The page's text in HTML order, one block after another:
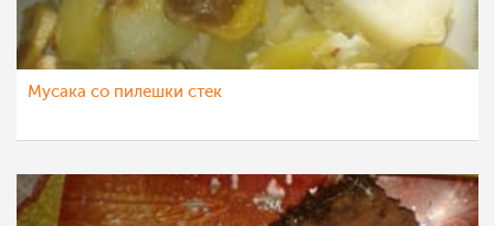
Мусака со пилешки стек